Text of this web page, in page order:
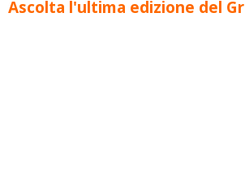
Ascolta l'ultima edizione del Gr